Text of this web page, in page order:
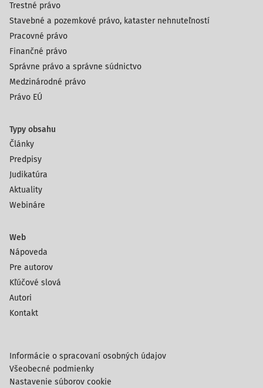
Trestné právo
Stavebné a pozemkové právo, kataster nehnuteľností
Pracovné právo
Finančné právo
Správne právo a správne súdnictvo
Medzinárodné právo
Právo EÚ
Typy obsahu
Články
Predpisy
Judikatúra
Aktuality
Webináre
Web
Nápoveda
Pre autorov
Kľúčové slová
Autori
Kontakt
Informácie o spracovaní osobných údajov
Všeobecné podmienky
Nastavenie súborov cookie